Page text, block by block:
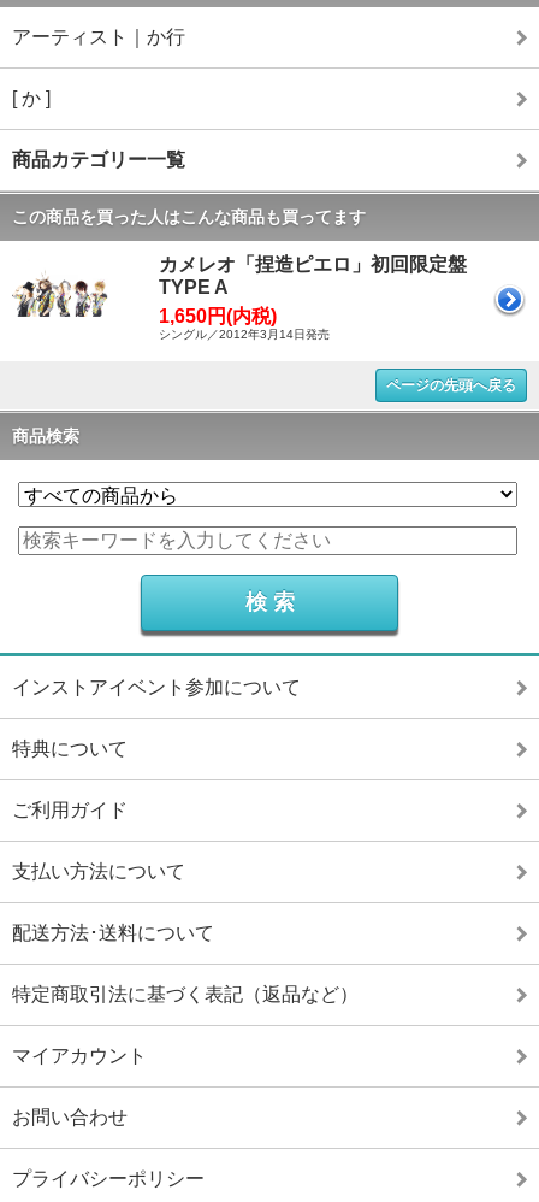
アーティスト｜か行
[ か ]
商品カテゴリー一覧
この商品を買った人はこんな商品も買ってます
カメレオ「捏造ピエロ」初回限定盤
TYPE A
1,650円(内税)
シングル／2012年3月14日発売
ページの先頭へ戻る
商品検索
インストアイベント参加について
特典について
ご利用ガイド
支払い方法について
配送方法･送料について
特定商取引法に基づく表記（返品など）
マイアカウント
お問い合わせ
プライバシーポリシー